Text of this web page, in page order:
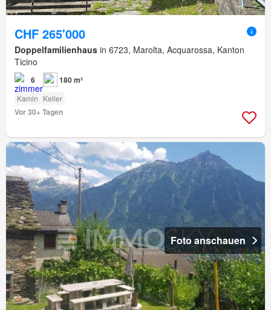
CHF 265'000
Doppelfamilienhaus in 6723, Marolta, Acquarossa, Kanton
Ticino
6 180 m²
Kamin Keller
Vor 30+ Tagen
Foto anschauen